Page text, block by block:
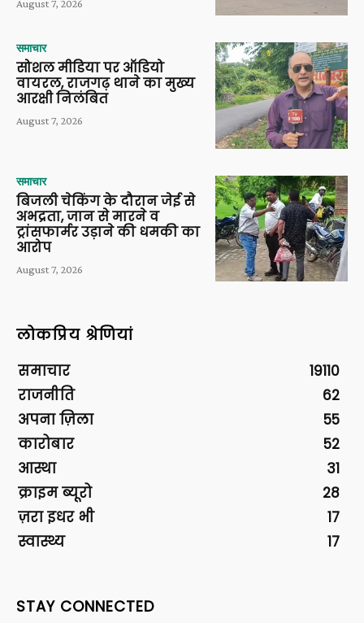
August 7, 2026
समाचार
सोशल मीडिया पर ऑडियो
वायरल, राजगढ़ थाने का मुख्य
आरक्षी निलंबित
August 7, 2026
समाचार
बिजली चेकिंग के दौरान जेई से
अभद्रता, जान से मारने व
ट्रांसफार्मर उड़ाने की धमकी का
आरोप
August 7, 2026
लोकप्रिय श्रेणियां
समाचार
19110
राजनीति
62
अपना ज़िला
55
कारोबार
52
आस्था
31
क्राइम ब्यूरो
28
ज़रा इधर भी
17
स्वास्थ्य
17
STAY CONNECTED